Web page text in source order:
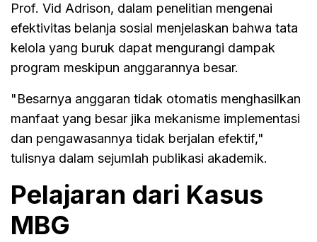
Prof. Vid Adrison, dalam penelitian mengenai
efektivitas belanja sosial menjelaskan bahwa tata
kelola yang buruk dapat mengurangi dampak
program meskipun anggarannya besar.
"Besarnya anggaran tidak otomatis menghasilkan
manfaat yang besar jika mekanisme implementasi
dan pengawasannya tidak berjalan efektif,"
tulisnya dalam sejumlah publikasi akademik.
Pelajaran dari Kasus
MBG